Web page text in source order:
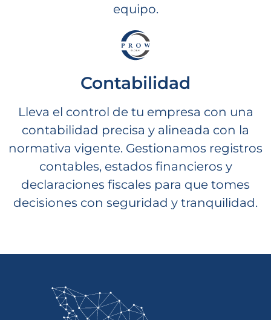
equipo.
Contabilidad
Lleva el control de tu empresa con una
contabilidad precisa y alineada con la
normativa vigente. Gestionamos registros
contables, estados financieros y
declaraciones fiscales para que tomes
decisiones con seguridad y tranquilidad.